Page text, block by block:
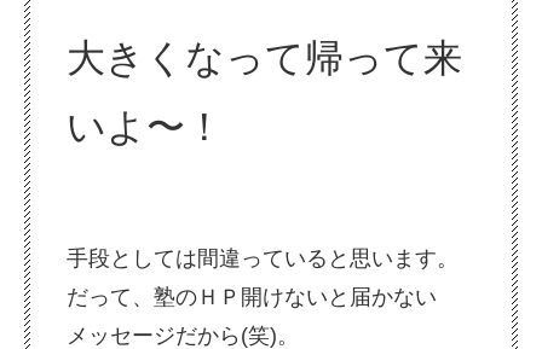
大きくなって帰って来
いよ〜！
手段としては間違っていると思います。
だって、塾のＨＰ開けないと届かない
メッセージだから(笑)。